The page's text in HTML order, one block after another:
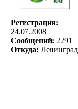
Регистрация:
24.07.2008
Сообщений: 2291
Откуда: Ленинград